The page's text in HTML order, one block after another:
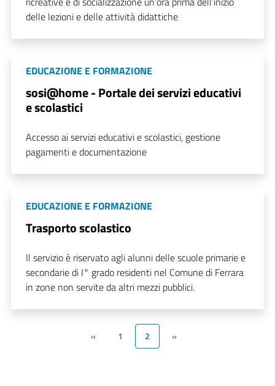
delle lezioni e delle attività didattiche
EDUCAZIONE E FORMAZIONE
sosi@home - Portale dei servizi educativi
e scolastici
Accesso ai servizi educativi e scolastici, gestione
pagamenti e documentazione
EDUCAZIONE E FORMAZIONE
Trasporto scolastico
Il servizio è riservato agli alunni delle scuole primarie e
secondarie di I° grado residenti nel Comune di Ferrara
in zone non servite da altri mezzi pubblici.
« 1 2 »